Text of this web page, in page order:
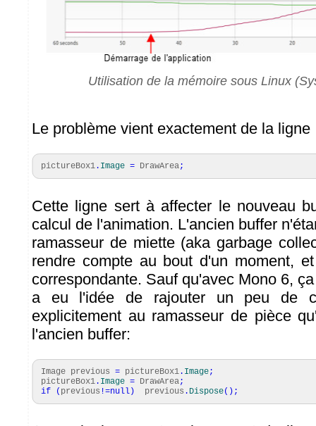
Utilisation de la mémoire sous Linux
Le problème vient exactement de la ligne
pictureBox1 . Image = DrawArea;
Cette ligne sert à affecter le nouveau
calcul de l'animation. L'ancien buffer
ramasseur de miette (aka garbage
rendre compte au bout d'un moment,
correspondante. Sauf qu'avec Mono 6,
a eu l'idée de rajouter un peu de
explicitement au ramasseur de pièce
l'ancien buffer:
Image previous = pictureBox1 . Image;
pictureBox1 . Image = DrawArea;
if
( previous !=null ) previous . Dispose( ) ;